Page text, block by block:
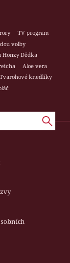
TV program
volby
Honzy Dědka
Aloe vera
Tvarohové knedlíky